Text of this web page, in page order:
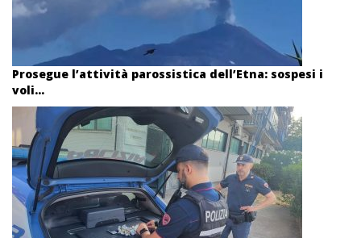
Prosegue l’attività parossistica dell’Etna: sospesi i
voli...